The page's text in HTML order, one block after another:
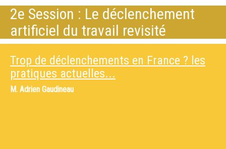
2e Session : Le déclenchement
artificiel du travail revisité
Trop de déclenchements en France ? les
pratiques actuelles...
M. Adrien Gaudineau